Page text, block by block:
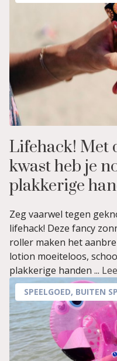
Lifehack! Met
kwast heb je
plakkerige
Zeg vaarwel tegen
lifehack! Deze fancy
roller maken het
lotion moeiteloos,
plakkerige handen ...
SPEELGOED, BUITEN